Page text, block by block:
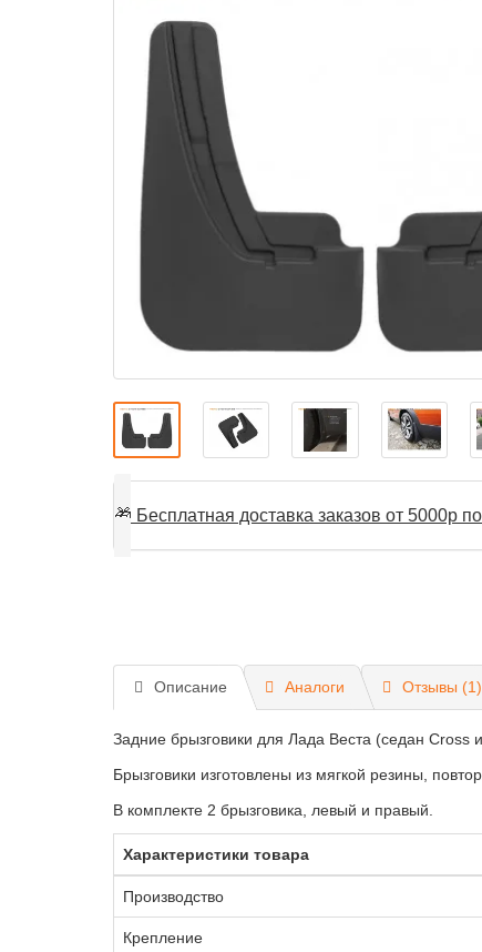
🎁 Бесплатная доставка заказов от 5000р
Описание Аналоги Отзывы (1)
Задние брызговики для Лада Веста (седан Cross
Брызговики изготовлены из мягкой резины,
В комплекте 2 брызговика, левый и правый.
Характеристики товара
Производство
Крепление